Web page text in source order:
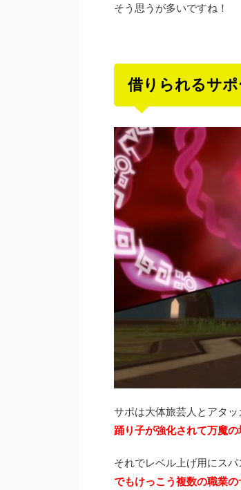
そう思うが多いですね！
借りられるサポ
サポは大体旅芸人とアタ
踊り子が強化されて万魔
それでレベル上げ用にス
でもけっこう複数の職業